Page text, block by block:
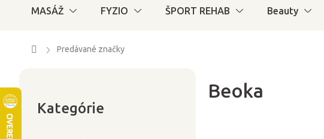
MASÁŽ FYZIO ŠPORT REHAB Beauty
DomovPredávané značky
kategórie
Kategórie
Beoka